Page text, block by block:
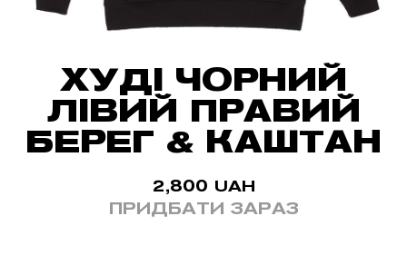
ХУДІ ЧОРНИЙ
ЛІВИЙ ПРАВИЙ
БЕРЕГ & КАШТАН
2,800 UAH
ПРИДБАТИ ЗАРАЗ